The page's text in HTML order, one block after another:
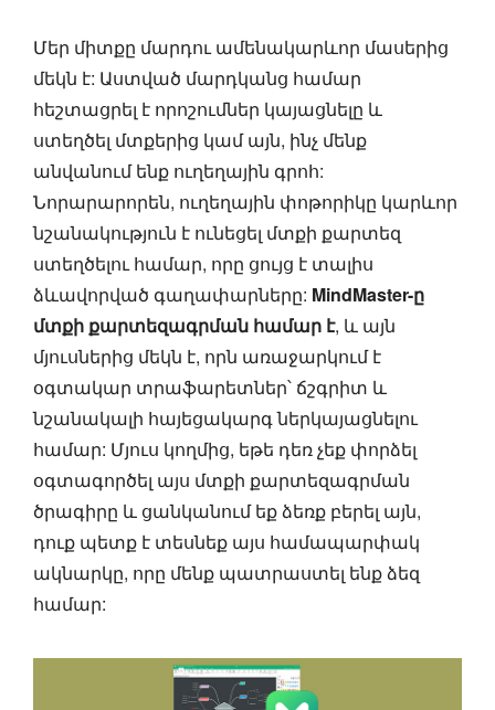
Մեր միտքը մարդու ամենակարևոր մասերից
մեկն է: Աստված մարդկանց համար
հեշտացրել է որոշումներ կայացնելը և
ստեղծել մտքերից կամ այն, ինչ մենք
անվանում ենք ուղեղային գրոհ:
Նորարարորեն, ուղեղային փոթորիկը կարևոր
նշանակություն է ունեցել մտքի քարտեզ
ստեղծելու համար, որը ցույց է տալիս
ձևավորված գաղափարները: MindMaster-ը
մտքի քարտեզագրման համար է, և այն
մյուսներից մեկն է, որն առաջարկում է
օգտակար տրաֆարետներ՝ ճշգրիտ և
նշանակալի հայեցակարգ ներկայացնելու
համար: Մյուս կողմից, եթե դեռ չեք փորձել
օգտագործել այս մտքի քարտեզագրման
ծրագիրը և ցանկանում եք ձեռք բերել այն,
դուք պետք է տեսնեք այս համապարփակ
ակնարկը, որը մենք պատրաստել ենք ձեզ
համար: